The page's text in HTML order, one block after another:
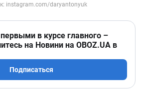
в курсе главного –
на Новини на OBOZ.UA в
Подписаться